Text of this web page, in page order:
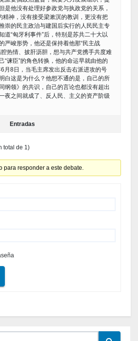
是他没有处理好参政党与执政党的关系，
精神，没有接受梁漱溟的教训，更没有把
崇的民主政治与建国后实行的人民民主专
道“匈牙利事件”后，特别是苏共二十大以
严峻形势，他还是保持着他那“民主战
热情、披肝沥胆，想与共产党携手共度难
“谏臣”的角色转换，他的命运早就由他的
月8日，当毛主席发出反击右派进攻的号
白这是为什么？他想不通的是，自己的所
纲领》的共识，自己的言论也都没有超出
夜之间就成了、反人民、主义的资产阶级
Entradas
total de 1)
para responder a este debate.